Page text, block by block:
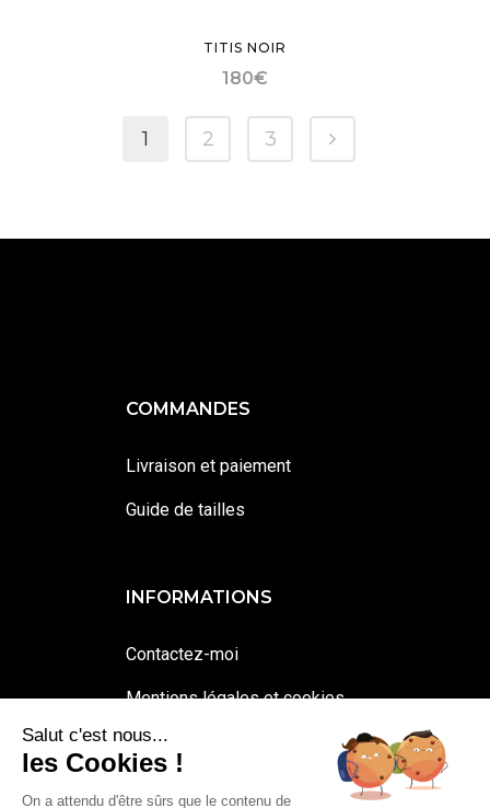
TITIS NOIR
180€
1 2 3
COMMANDES
Livraison et paiement
Guide de tailles
INFORMATIONS
Contactez-moi
Mentions légales et cookies
Conditions générales de vente
Salut c'est nous...
les Cookies !
On a attendu d'être sûrs que le contenu de